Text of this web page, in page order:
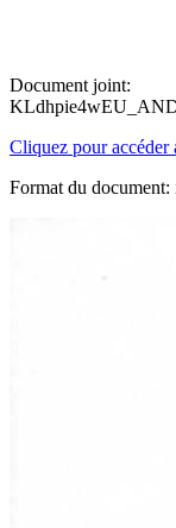
Document joint:
Cliquez pour accéder
Format du document: